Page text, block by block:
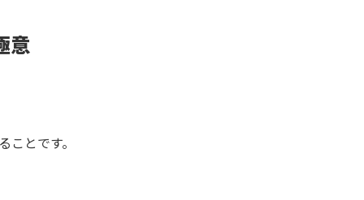
意
とです。